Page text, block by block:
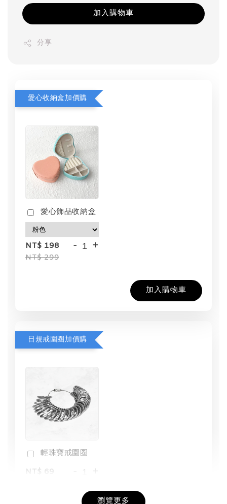
加入購物車
分享
愛心收納盒加價購
愛心飾品收納盒
NT$ 198
NT$ 299
- +
加入購物車
日規戒圍圈加價購
輕珠寶戒圍圈
NT$ 69
+
瀏覽更多